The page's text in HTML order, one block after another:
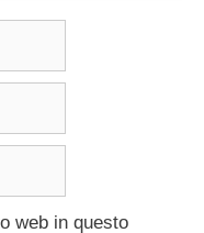
web in questo